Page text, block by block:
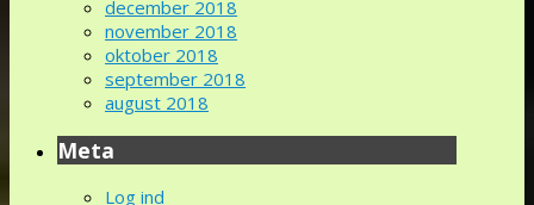
december 2018
november 2018
oktober 2018
september 2018
august 2018
Meta
Log ind